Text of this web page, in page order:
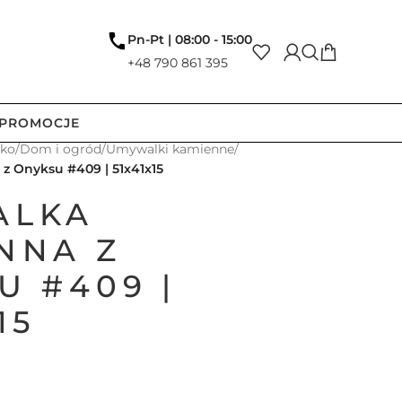
+48 790 861 395
Pn-Pt | 08:00 - 15:00
PROMOCJE
/Dom i ogród/Umywalki kamienne/
Onyksu #409 | 51x41x15
Z
#409 |